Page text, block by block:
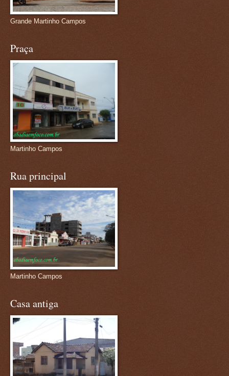
Grande Martinho Campos
Praça
Martinho Campos
Rua principal
Martinho Campos
Casa antiga